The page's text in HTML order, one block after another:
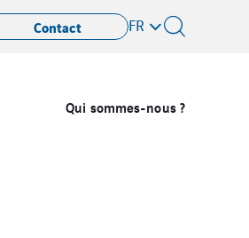
Contact FR
Qui sommes-nous ?